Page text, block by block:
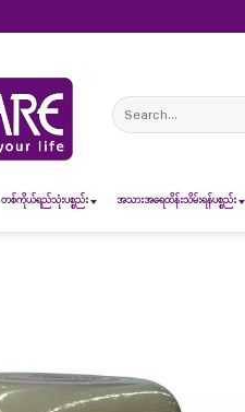
Search
for:
တစ်ကိုယ်ရည်သုံးပစ္စည်း အသားအရေထိန်းသိမ်းရန်ပစ္စည်း